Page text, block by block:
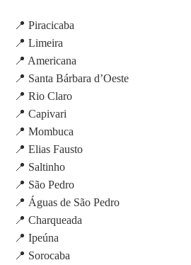
📍 Piracicaba
📍 Limeira
📍 Americana
📍 Santa Bárbara d’Oeste
📍 Rio Claro
📍 Capivari
📍 Mombuca
📍 Elias Fausto
📍 Saltinho
📍 São Pedro
📍 Águas de São Pedro
📍 Charqueada
📍 Ipeúna
📍 Sorocaba